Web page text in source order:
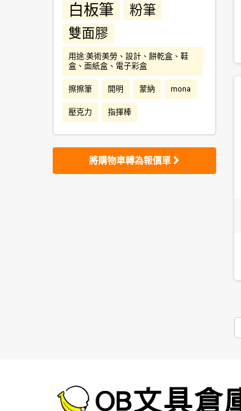
白板筆
粉筆
雙面膠
用途:美術美勞、設計、餅乾盒、鞋
盒、面紙盒、電子彩盒
擦擦筆 開明 蒙納 mona
壓克力 指揮棒
將購物車轉為報價單